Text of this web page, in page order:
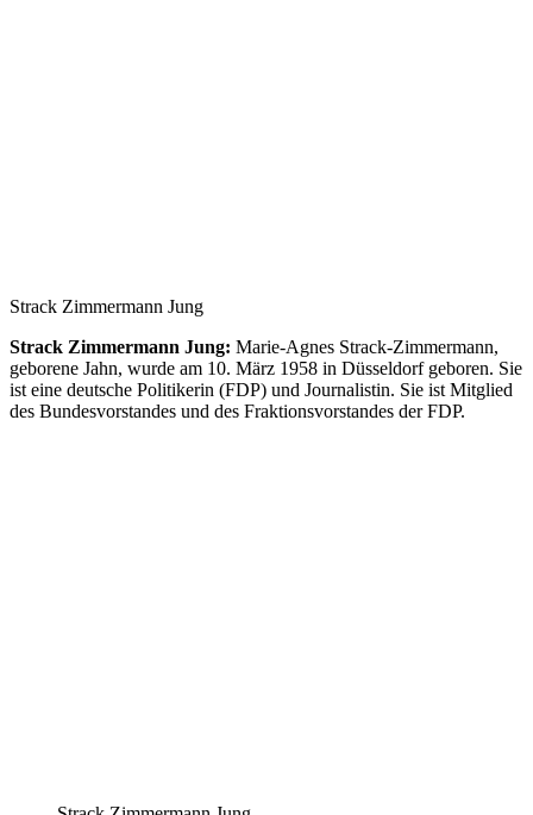
Strack Zimmermann Jung
Strack Zimmermann Jung: Marie-Agnes Strack-Zimmermann,
geborene Jahn, wurde am 10. März 1958 in Düsseldorf geboren. Sie
ist eine deutsche Politikerin (FDP) und Journalistin. Sie ist Mitglied
des Bundesvorstandes und des Fraktionsvorstandes der FDP.